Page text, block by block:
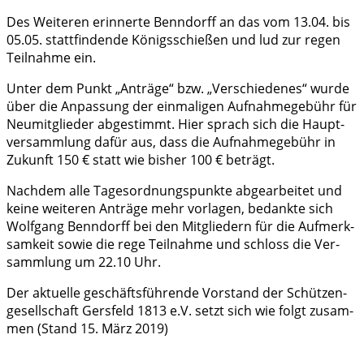
Des Wei­te­ren erin­ner­te Ben­n­dorff an das vom 13.04. bis
05.05. statt­fin­den­de Königs­schie­ßen und lud zur regen
Teil­nah­me ein.
Unter dem Punkt „Anträ­ge“ bzw. „Ver­schie­de­nes“ wur­de
über die Anpas­sung der ein­ma­li­gen Auf­nah­me­ge­bühr für
Neu­mit­glie­der abge­stimmt. Hier sprach sich die Haupt­
ver­samm­lung dafür aus, dass die Auf­nah­me­ge­bühr in
Zukunft 150 € statt wie bis­her 100 € beträgt.
Nach­dem alle Tages­ord­nungs­punk­te abge­ar­bei­tet und
kei­ne wei­te­ren Anträ­ge mehr vor­la­gen, bedank­te sich
Wolf­gang Ben­n­dorff bei den Mit­glie­dern für die Auf­merk­
sam­keit sowie die rege Teil­nah­me und schloss die Ver­
samm­lung um 22.10 Uhr.
Der aktu­el­le geschäfts­füh­ren­de Vor­stand der Schüt­zen­
ge­sell­schaft Gers­feld 1813 e.V. setzt sich wie folgt zusam­
men (Stand 15. März 2019)